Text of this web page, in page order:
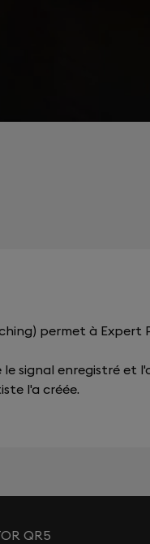
permet à Expert
signal enregistré et
l'a créée.
QR5